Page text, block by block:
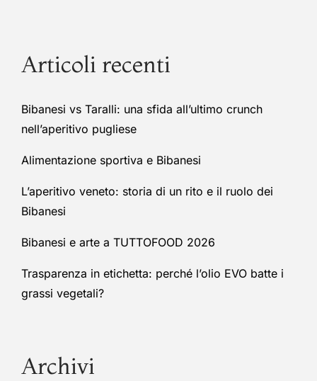
Articoli recenti
Bibanesi vs Taralli: una sfida all’ultimo crunch
nell’aperitivo pugliese
Alimentazione sportiva e Bibanesi
L’aperitivo veneto: storia di un rito e il ruolo dei
Bibanesi
Bibanesi e arte a TUTTOFOOD 2026
Trasparenza in etichetta: perché l’olio EVO batte i
grassi vegetali?
Archivi